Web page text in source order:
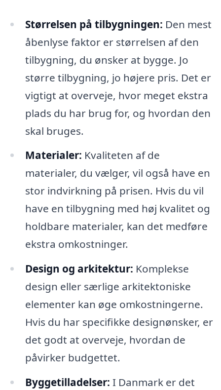
Størrelsen på tilbygningen: Den mest
åbenlyse faktor er størrelsen af den
tilbygning, du ønsker at bygge. Jo
større tilbygning, jo højere pris. Det er
vigtigt at overveje, hvor meget ekstra
plads du har brug for, og hvordan den
skal bruges.
Materialer: Kvaliteten af de
materialer, du vælger, vil også have en
stor indvirkning på prisen. Hvis du vil
have en tilbygning med høj kvalitet og
holdbare materialer, kan det medføre
ekstra omkostninger.
Design og arkitektur: Komplekse
design eller særlige arkitektoniske
elementer kan øge omkostningerne.
Hvis du har specifikke designønsker, er
det godt at overveje, hvordan de
påvirker budgettet.
Byggetilladelser: I Danmark er det